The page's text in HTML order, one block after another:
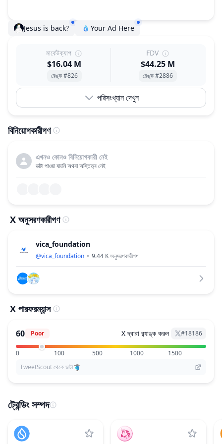
Jesus is back? Your Ad Here
মার্কেটক্যাপ
$16.04 M
রেঙ্ক #826
FDV
$44.25 M
রেঙ্ক #2886
পরিসংখ্যান দেখুন
বিনিয়োগকারীগণ
এখনও কোনও বিনিয়োগকারী নেই
ডাটা পাওয়া যায়নি অথবা অস্তিত্ব নেই
X অনুসরণকারীগণ
vica_foundation
@vica_foundation 9.44 Kঅনুসরণকারীগণ
X পারফরম্যান্স
60 Poor X দ্বারা র‌্যাঙ্ক করুন #18186
0 100 500 1000
1500
TweetScout থেকে ডাটা
ট্রেন্ডিং সম্পদ